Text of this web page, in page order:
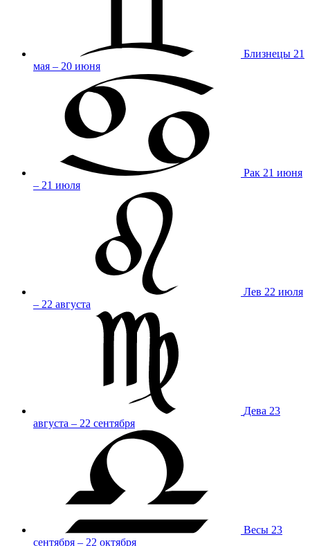
Близнецы 21
мая – 20 июня
Рак 21 июня
– 21 июля
Лев 22 июля
– 22 августа
Дева 23
августа – 22 сентября
Весы 23
сентября – 22 октября